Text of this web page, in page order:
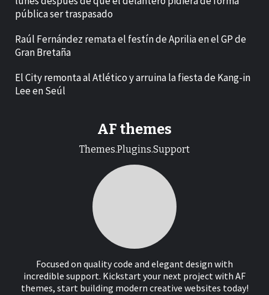
pública ser traspasado
Raúl Fernández remata el festín de Aprilia en el GP de
Gran Bretaña
El City remonta al Atlético y arruina la fiesta de Kang-in
Lee en Seúl
AF themes
Themes.Plugins.Support
Focused on quality code and elegant design with
incredible support. Kickstart your next project with AF
themes, start building modern creative websites today!